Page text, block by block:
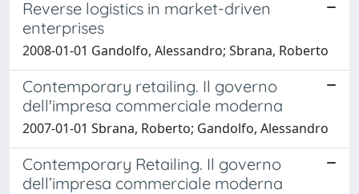
Reverse logistics in market-driven
enterprises
2008-01-01 Gandolfo, Alessandro; Sbrana, Roberto
Contemporary retailing. Il governo
dell'impresa commerciale moderna
2007-01-01 Sbrana, Roberto; Gandolfo, Alessandro
Contemporary Retailing. Il governo
dell’impresa commerciale moderna